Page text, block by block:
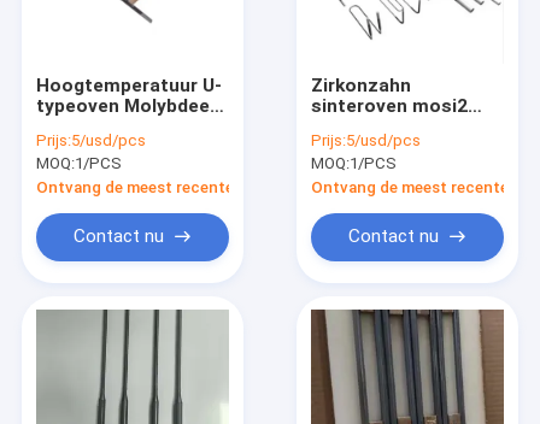
Hoogtemperatuur U-
typeoven Molybdeen
Verwarmingselement
Voor Laboven Tot
1800C
Prijs:5/usd/pcs
MOQ:1/PCS
Ontvang de meest recente Prijs
Contact nu
Zirkonzahn
sinteroven mosi2
voor zirkoon
Prijs:5/usd/pcs
MOQ:1/PCS
Ontvang de meest recente
Contact nu